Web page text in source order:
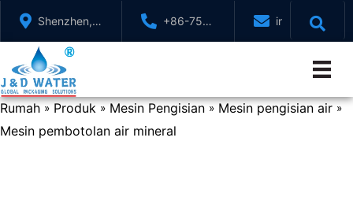
kandungan
Shenzhen,
GuangDong,
China
+86-755-
88321071
Rumah » Produk » Mesin Pengisian » Mesin pengisian air »
Mesin pembotolan air mineral